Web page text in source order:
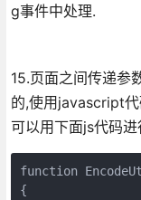
g事件中处理.
15.页面之间传递参
的,使用javascript
可以用下面js代码进
function
{